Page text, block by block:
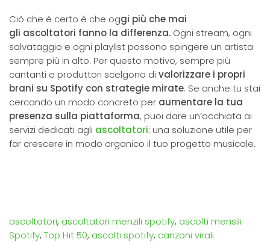
Ciò che è certo è che oggi più che mai
gli ascoltatori fanno la differenza. Ogni stream, ogni
salvataggio e ogni playlist possono spingere un artista
sempre più in alto. Per questo motivo, sempre più
cantanti e produttori scelgono di valorizzare i propri
brani su Spotify con strategie mirate. Se anche tu stai
cercando un modo concreto per aumentare la tua
presenza sulla piattaforma, puoi dare un’occhiata ai
servizi dedicati agli ascoltatori: una soluzione utile per
far crescere in modo organico il tuo progetto musicale.
ascoltatori, ascoltatori menzili spotify, ascolti mensili
Spotify, Top Hit 50, ascolti spotify, canzoni virali